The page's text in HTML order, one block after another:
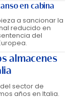
en cabina
a sancionar la
reducido en
del
almacenes
sector de
años en Italia.